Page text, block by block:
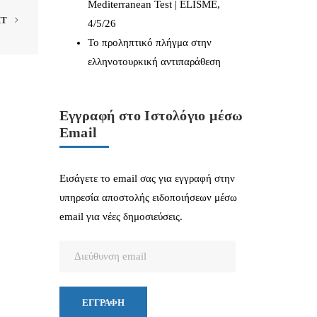
Mediterranean Test | ELISME,
4/5/26
Το προληπτικό πλήγμα στην
ελληνοτουρκική αντιπαράθεση
Εγγραφή στο Ιστολόγιο μέσω
Email
Εισάγετε το email σας για εγγραφή στην
υπηρεσία αποστολής ειδοποιήσεων μέσω
email για νέες δημοσιεύσεις.
ΕΓΓΡΑΦΉ